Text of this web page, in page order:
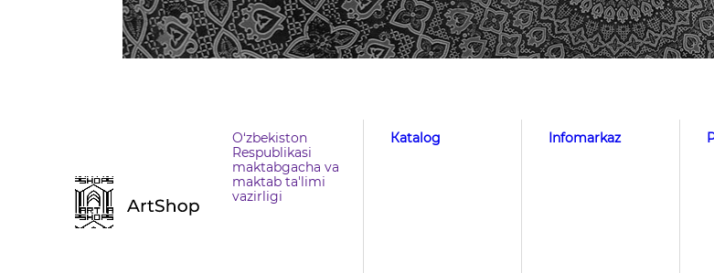
O‘zbekiston
Respublikasi
maktabgacha va
maktab ta'limi
vazirligi
Кatalog Infomarkaz